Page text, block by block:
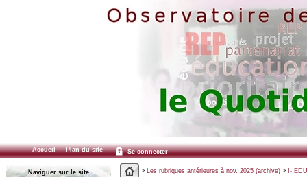
Accueil Plan du site Se connecter
Naviguer sur le site > Les rubriques antérieures à nov. 2025 (archive)> I-